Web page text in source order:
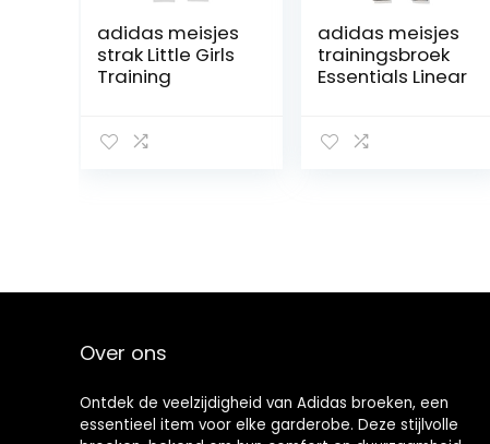
adidas meisjes
strak Little Girls
Training
adidas meisjes
trainingsbroek
Essentials Linear
Over ons
Ontdek de veelzijdigheid van Adidas broeken, een
essentieel item voor elke garderobe. Deze stijlvolle